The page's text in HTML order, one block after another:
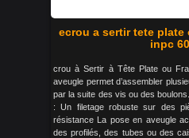
ecrou a sertir tete plate
inpc
crou à Sertir à Tête Plate ou
aveugle permet d’assembler
par la suite des vis ou des
: Un filetage robuste sur des
résistance La pose en aveugle
des profilés, des tubes ou des